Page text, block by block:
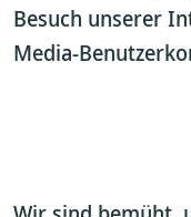
Besuch unserer
Media-